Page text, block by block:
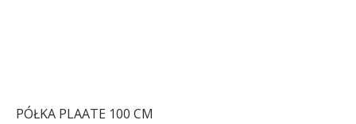
PÓŁKA PLAATE 100 CM